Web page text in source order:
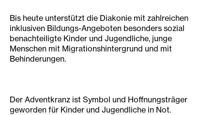
Bis heute unterstützt die Diakonie mit zahlreichen
inklusiven Bildungs-Angeboten besonders sozial
benachteiligte Kinder und Jugendliche, junge
Menschen mit Migrationshintergrund und mit
Behinderungen.
Der Adventkranz ist Symbol und Hoffnungsträger
geworden für Kinder und Jugendliche in Not.